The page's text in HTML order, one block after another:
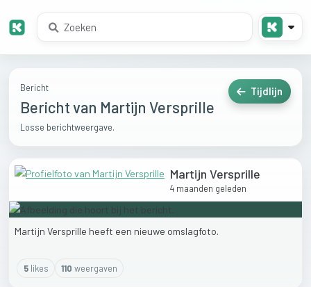
Bericht
Bericht van Martijn Versprille
Losse berichtweergave.
Tijdlijn
Martijn Versprille
4 maanden geleden
Martijn Versprille heeft een nieuwe omslagfoto.
5likes 110 weergaven